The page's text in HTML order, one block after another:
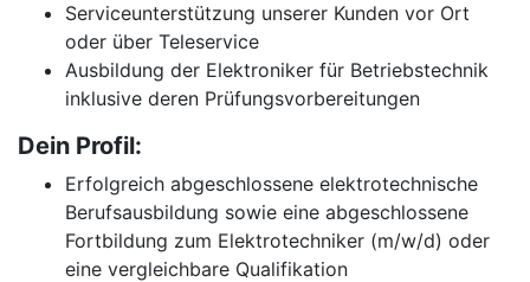
Serviceunterstützung unserer Kunden vor Ort
oder über Teleservice
Ausbildung der Elektroniker für Betriebstechnik
inklusive deren Prüfungsvorbereitungen
Dein Profil:
Erfolgreich abgeschlossene elektrotechnische
Berufsausbildung sowie eine abgeschlossene
Fortbildung zum Elektrotechniker (m/w/d) oder
eine vergleichbare Qualifikation